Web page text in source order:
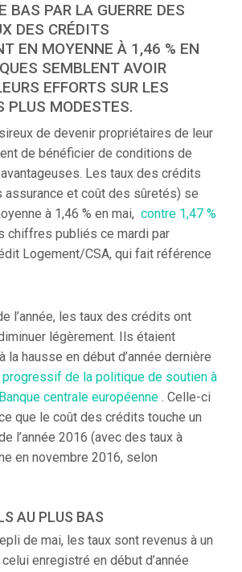
BAS PAR LA GUERRE DES
DES CRÉDITS
EN MOYENNE À 1,46 % EN
SEMBLENT AVOIR
EFFORTS SUR LES
PLUS MODESTES.
de devenir propriétaires de leur
de bénéficier de conditions de
Les taux des crédits
assurance et coût des sûretés) se
à 1,46 % en mai, contre 1,47 %
chiffres publiés ce mardi par
Logement/CSA, qui fait référence
l’année, les taux des crédits ont
légèrement. Ils étaient
la hausse en début d’année dernière
de la politique de soutien à
centrale européenne. Celle-ci
que le coût des crédits touche un
l’année 2016 (avec des taux à
en novembre 2016, selon
AU PLUS BAS
de mai, les taux sont revenus à un
enregistré en début d’année